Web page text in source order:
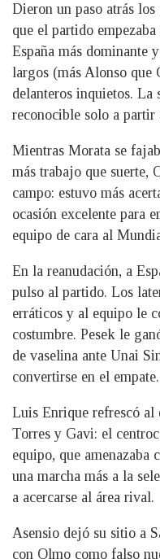
Dieron un paso atrás
que el partido
España más dominante
largos (más Alonso que
delanteros inquietos. La
reconocible solo a partir
Mientras Morata se
más trabajo que suerte,
campo: estuvo más
ocasión excelente para
equipo de cara al
En la reanudación, a
pulso al partido. Los
erráticos y al equipo le
costumbre. Pesek le
de vaselina ante Unai
convertirse en el empate.
Luis Enrique refrescó al
Torres y Gavi: el
equipo, que amenazaba
una marcha más a la
a acercarse al área rival.
Asensio dejó su sitio a
con Olmo como falso